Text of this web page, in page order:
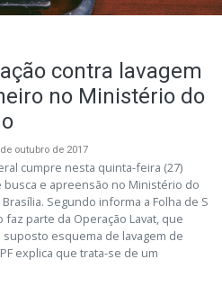
contra lavagem
no Ministério do
outubro de 2017
cumpre nesta quinta-feira (27)
busca e apreensão no Ministério do
Segundo informa a Folha de S
faz parte da Operação Lavat, que
suposto esquema de lavagem de
explica que trata-se de um